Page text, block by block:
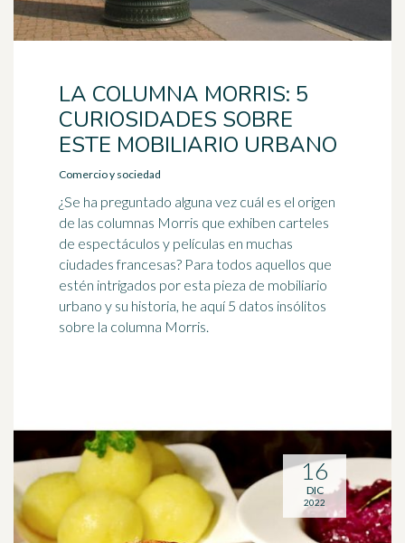
LA COLUMNA MORRIS: 5
CURIOSIDADES SOBRE
ESTE MOBILIARIO URBANO
Comercio y sociedad
¿Se ha preguntado alguna vez cuál es el origen
de las columnas Morris que exhiben carteles
de espectáculos y películas en muchas
ciudades francesas? Para todos aquellos que
estén intrigados por esta pieza de mobiliario
urbano y su historia, he aquí 5 datos insólitos
sobre la columna Morris.
16
DIC
2022